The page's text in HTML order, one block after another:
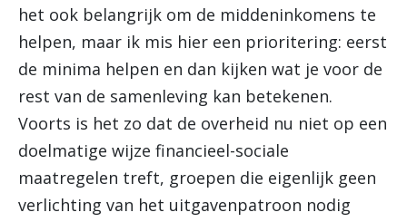
het ook belangrijk om de middeninkomens te
helpen, maar ik mis hier een prioritering: eerst
de minima helpen en dan kijken wat je voor de
rest van de samenleving kan betekenen.
Voorts is het zo dat de overheid nu niet op een
doelmatige wijze financieel-sociale
maatregelen treft, groepen die eigenlijk geen
verlichting van het uitgavenpatroon nodig